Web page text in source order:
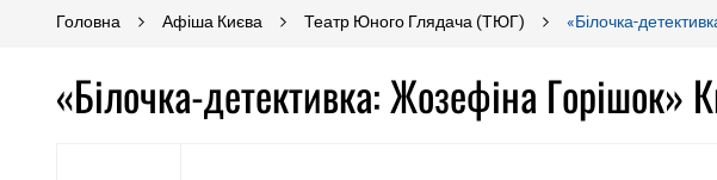
Головна Афіша Києва Театр Юного Глядача (ТЮГ) «Білочка-
«Білочка-детективка: Жозефіна Горішок»